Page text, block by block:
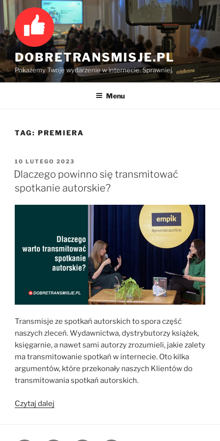
Przejdź
do
treści
DOBRETRANSMISJE.PL
Pokażemy Twoje wydarzenie w internecie. Sprawniej.
Menu
TAG: PREMIERA
OPUBLIKOWANE
W
10 LUTEGO 2023
Dlaczego powinno się transmitować
spotkanie autorskie?
Transmisje ze spotkań autorskich to spora część
naszych zleceń. Wydawnictwa, dystrybutorzy książek,
księgarnie, a nawet sami autorzy zrozumieli, jakie zalety
ma transmitowanie spotkań w internecie. Oto kilka
argumentów, które przekonały naszych Klientów do
transmitowania spotkań autorskich.
Czytaj dalej
transmitować